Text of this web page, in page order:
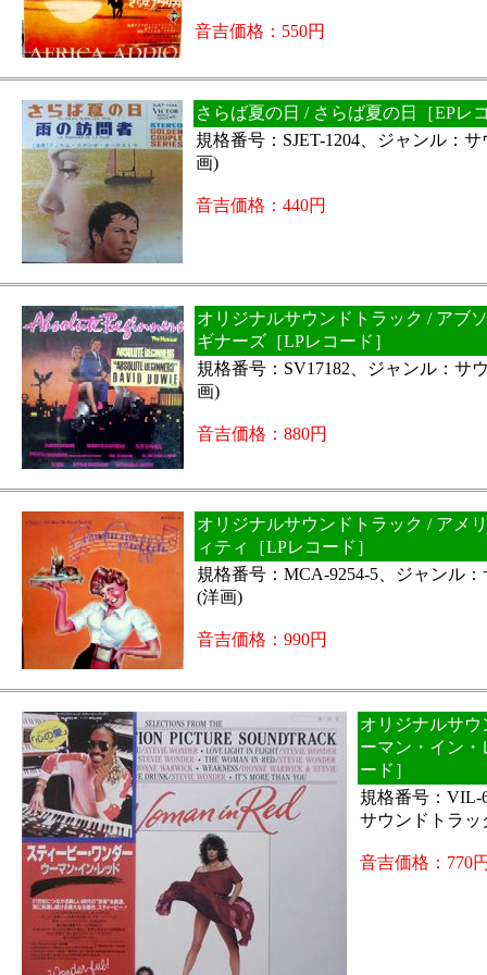
音吉価格：550円
さらば夏の日 / さらば夏の日［EPレ
規格番号：SJET-1204、ジャンル：
画)
音吉価格：440円
オリジナルサウンドトラック / アブ
ギナーズ［LPレコード］
規格番号：SV17182、ジャンル：サ
画)
音吉価格：880円
オリジナルサウンドトラック / アメ
ィティ［LPレコード］
規格番号：MCA-9254-5、ジャンル
(洋画)
音吉価格：990円
オリジナルサ
ーマン・イン
ード］
規格番号：VIL-
サウンドトラッ
音吉価格：770